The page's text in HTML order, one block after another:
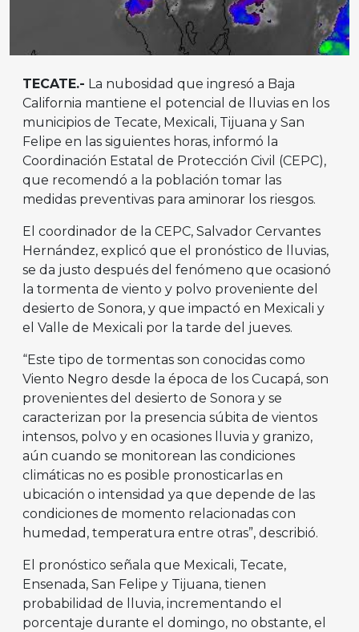
TECATE.- La nubosidad que ingresó a Baja
California mantiene el potencial de lluvias en los
municipios de Tecate, Mexicali, Tijuana y San
Felipe en las siguientes horas, informó la
Coordinación Estatal de Protección Civil (CEPC),
que recomendó a la población tomar las
medidas preventivas para aminorar los riesgos.
El coordinador de la CEPC, Salvador Cervantes
Hernández, explicó que el pronóstico de lluvias,
se da justo después del fenómeno que ocasionó
la tormenta de viento y polvo proveniente del
desierto de Sonora, y que impactó en Mexicali y
el Valle de Mexicali por la tarde del jueves.
“Este tipo de tormentas son conocidas como
Viento Negro desde la época de los Cucapá, son
provenientes del desierto de Sonora y se
caracterizan por la presencia súbita de vientos
intensos, polvo y en ocasiones lluvia y granizo,
aún cuando se monitorean las condiciones
climáticas no es posible pronosticarlas en
ubicación o intensidad ya que depende de las
condiciones de momento relacionadas con
humedad, temperatura entre otras”, describió.
El pronóstico señala que Mexicali, Tecate,
Ensenada, San Felipe y Tijuana, tienen
probabilidad de lluvia, incrementando el
porcentaje durante el domingo, no obstante, el